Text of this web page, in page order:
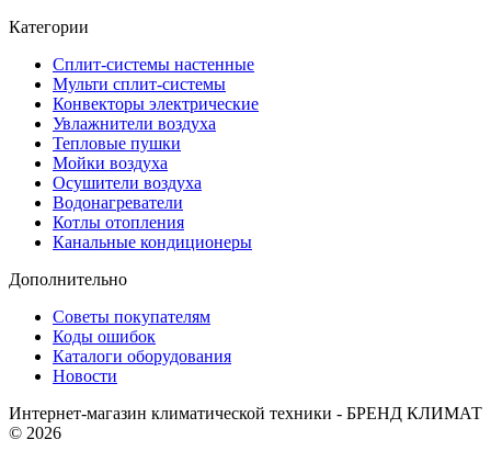
Категории
Сплит-системы настенные
Мульти сплит-системы
Конвекторы электрические
Увлажнители воздуха
Тепловые пушки
Мойки воздуха
Осушители воздуха
Водонагреватели
Котлы отопления
Канальные кондиционеры
Дополнительно
Советы покупателям
Коды ошибок
Каталоги оборудования
Новости
Интернет-магазин климатической техники - БРЕНД КЛИМАТ
© 2026